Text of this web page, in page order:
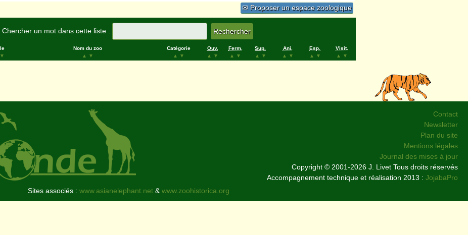
✉ Proposer un espace zoologique
Chercher un mot dans cette liste :
▼
Nom du zoo
▲
▼
Catégorie
▲
▼
Ouv.
▲
▼
Ferm.
▲
▼
Sup.
▲
▼
Ani.
▲
▼
Esp.
▲
▼
Visit.
▲
▼
Contact
Newsletter
Plan du site
Mentions légales
Journal des mises à jour
Copyright © 2001-2026 J. Livet Tous droits réservés
Accompagnement technique et réalisation 2013 : JojabaPro
Sites associés : www.asianelephant.net&www.zoohistorica.org